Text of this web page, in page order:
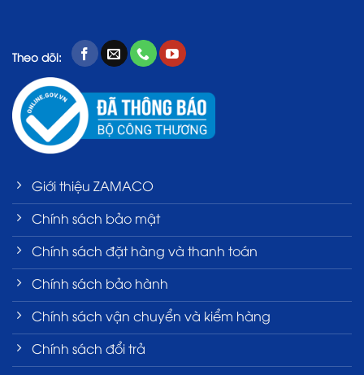
Theo dõi:
Giới thiệu ZAMACO
Chính sách bảo mật
Chính sách đặt hàng và thanh toán
Chính sách bảo hành
Chính sách vận chuyển và kiểm hàng
Chính sách đổi trả